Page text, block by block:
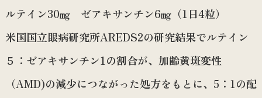
ルテイン30㎎ ゼアキサンチン6㎎（1日4粒）
米国国立眼病研究所AREDS2の研究結果でルテイン
５：ゼアキサンチン1の割合が、加齢黄斑変性
（AMD)の減少につながった処方をもとに、5：1の配